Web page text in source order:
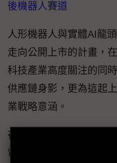
後機器人賽道
人形機器人與實體AI龍
走向公開上市的計畫，
科技產業高度關注的同
供應鏈身影，更為這起
業戰略意涵。
在Agility Robotics的股
電子代工大廠鴻海的角